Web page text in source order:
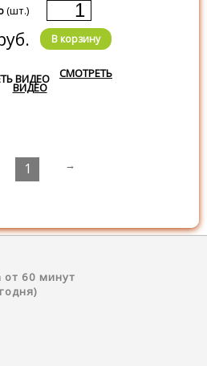
(шт.)
В корзину
СМОТРЕТЬ
ВИДЕО
1 →
от 60 минут